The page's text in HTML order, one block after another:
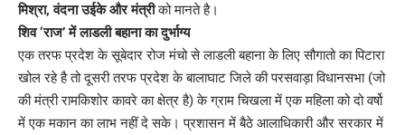
मिश्रा, वंदना उईके और मंत्रीको मानते है।
शिव ‘राज’ में लाडली बहाना का दुर्भाग्य
एक तरफ प्रदेश के सूबेदार रोज मंचो से लाडली बहाना के लिए सौगातो का पिटारा
खोल रहे है तो दूसरी तरफ प्रदेश के बालाघाट जिले की परसवाड़ा विधानसभा (जो
की मंत्री रामकिशोर कावरे का क्षेत्र है) के ग्राम चिखला में एक महिला को दो वर्षो
में एक मकान का लाभ नहीं दे सके। प्रशासन में बैठे आलाधिकारी और सरकार में